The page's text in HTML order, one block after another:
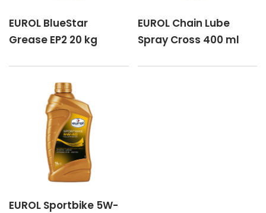
EUROL BlueStar
Grease EP2 20 kg
EUROL Chain Lube
Spray Cross 400 ml
EUROL Sportbike 5W-